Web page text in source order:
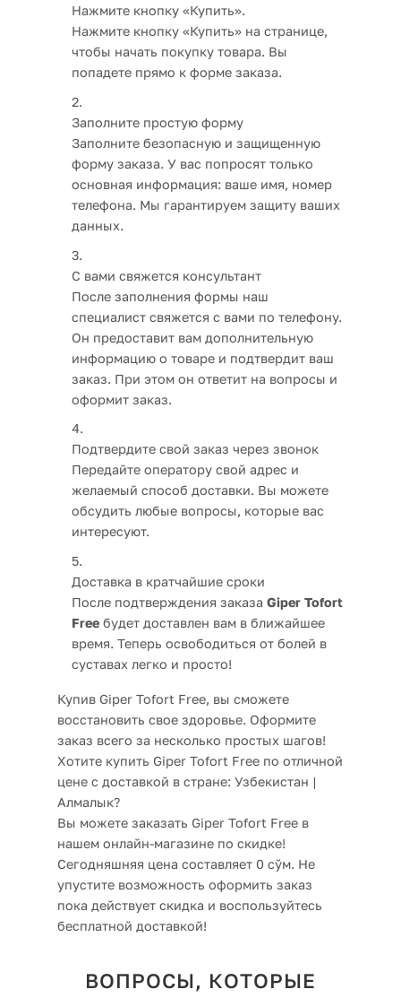
Нажмите кнопку «Купить».
Нажмите кнопку «Купить» на странице,
чтобы начать покупку товара. Вы
попадете прямо к форме заказа.
Заполните простую форму
Заполните безопасную и защищенную
форму заказа. У вас попросят только
основная информация: ваше имя, номер
телефона. Мы гарантируем защиту ваших
данных.
С вами свяжется консультант
После заполнения формы наш
специалист свяжется с вами по телефону.
Он предоставит вам дополнительную
информацию о товаре и подтвердит ваш
заказ. При этом он ответит на вопросы и
оформит заказ.
Подтвердите свой заказ через звонок
Передайте оператору свой адрес и
желаемый способ доставки. Вы можете
обсудить любые вопросы, которые вас
интересуют.
Доставка в кратчайшие сроки
После подтверждения заказа Giper Tofort
Free будет доставлен вам в ближайшее
время. Теперь освободиться от болей в
суставах легко и просто!
Купив Giper Tofort Free, вы сможете
восстановить свое здоровье. Оформите
заказ всего за несколько простых шагов!
Хотите купить Giper Tofort Free по отличной
цене с доставкой в стране: Узбекистан |
Алмалык?
Вы можете заказать Giper Tofort Free в
нашем онлайн-магазине по скидке!
Сегодняшняя цена составляет 0 сўм. Не
упустите возможность оформить заказ
пока действует скидка и воспользуйтесь
бесплатной доставкой!
ВОПРОСЫ, КОТОРЫЕ